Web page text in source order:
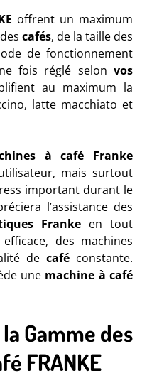
offrent un maximum
cafés, de la taille des
de fonctionnement
fois réglé selon vos
au maximum la
latte macchiato et
à café Franke
mais surtout
important durant le
l’assistance des
Franke en tout
des machines
de café constante.
une machine à café
Gamme des
FRANKE